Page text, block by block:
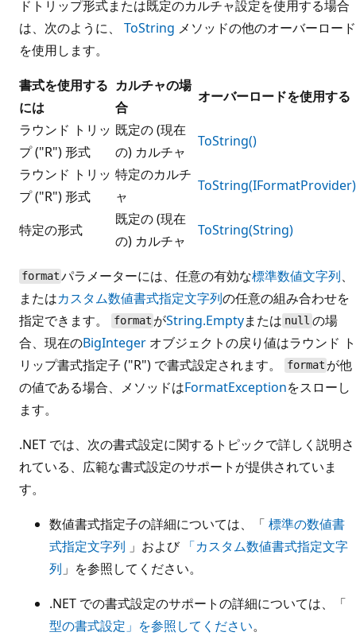
ドトリップ形式または既定のカルチャ設定を使用する場合
は、次のように、 ToString メソッドの他のオーバーロード
を使用します。
書式を使用する
には
カルチャの場
合
オーバーロードを使用する
ラウンド トリッ
プ ("R") 形式
既定の (現在
の) カルチャ
ToString()
ラウンド トリッ
プ ("R") 形式
特定のカルチ
ャ
ToString(IFormatProvider)
特定の形式
既定の (現在
の) カルチャ
ToString(String)
format パラメーターには、任意の有効な標準数値文字列、
またはカスタム数値書式指定文字列の任意の組み合わせを
指定できます。
format がString.Emptyまたは null の場
合、現在のBigInteger オブジェクトの戻り値はラウンド ト
リップ書式指定子 ("R") で書式設定されます。
format が他
の値である場合、メソッドはFormatExceptionをスローし
ます。
.NET では、次の書式設定に関するトピックで詳しく説明さ
れている、広範な書式設定のサポートが提供されていま
す。
数値書式指定子の詳細については、「 標準の数値書
式指定文字列 」および 「カスタム数値書式指定文字
列 」を参照してください。
.NET での書式設定のサポートの詳細については、「
型の書式設定」を参照してください。